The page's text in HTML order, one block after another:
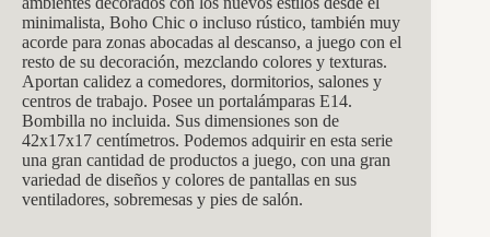
minimalista, Boho Chic o incluso rústico, también muy
acorde para zonas abocadas al descanso, a juego con el
resto de su decoración, mezclando colores y texturas.
Aportan calidez a comedores, dormitorios, salones y
centros de trabajo. Posee un portalámparas E14.
Bombilla no incluida. Sus dimensiones son de
42x17x17 centímetros. Podemos adquirir en esta serie
una gran cantidad de productos a juego, con una gran
variedad de diseños y colores de pantallas en sus
ventiladores, sobremesas y pies de salón.